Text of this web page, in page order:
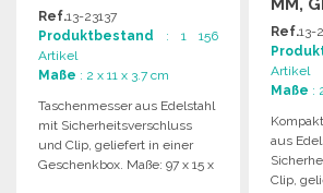
GROSSHANDELSPREISEN
Ref.13-23137
Produktbestand : 1 156
Artikel
Maße : 2 x 11 x 3.7 cm
Taschenmesser aus Edelstahl
mit Sicherheitsverschluss
und Clip, geliefert in einer
Geschenkbox. Maße: 97 x 15 x
MM,
ZU
Ref.13-
Artikel
Maße :
aus
Clip,